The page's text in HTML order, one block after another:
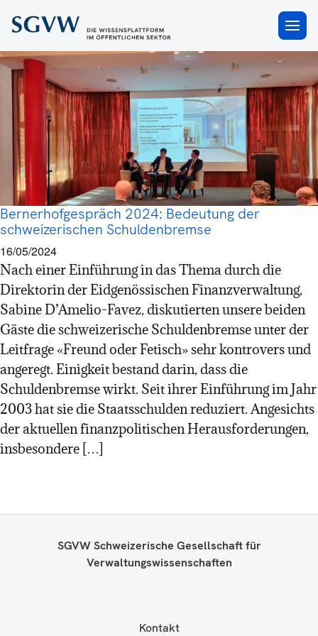
×
Schuldenbremse
Bernerhofgespräch 2024: Bedeutung der
schweizerischen Schuldenbremse
16/05/2024
Nach einer Einführung in das Thema durch die
Direktorin der Eidgenössischen Finanzverwaltung,
Sabine D’Amelio-Favez, diskutierten unsere beiden
Gäste die schweizerische Schuldenbremse unter der
Leitfrage «Freund oder Fetisch» sehr kontrovers und
angeregt. Einigkeit bestand darin, dass die
Schuldenbremse wirkt. Seit ihrer Einführung im Jahr
2003 hat sie die Staatsschulden reduziert. Angesichts
der aktuellen finanzpolitischen Herausforderungen,
insbesondere […]
SGVW Schweizerische Gesellschaft für
Verwaltungswissenschaften
Kontakt